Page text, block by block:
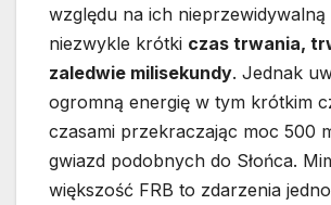
względu na ich
niezwykle krótki czas trwania,
zaledwie milisekundy. Jednak
ogromną energię w tym krótkim
czasami przekraczając moc 500
gwiazd podobnych do Słońca.
większość FRB to zdarzenia